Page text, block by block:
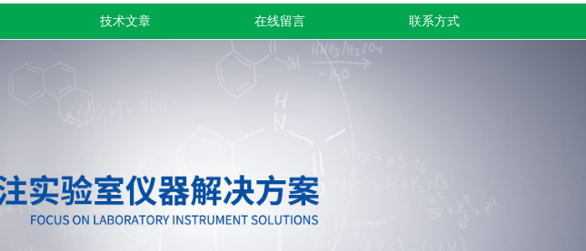
技术文章 在线留言 联系方式